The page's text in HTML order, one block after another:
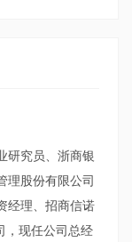
研究员、浙商银
理股份有限公司
经理、招商信诺
，现任公司总经